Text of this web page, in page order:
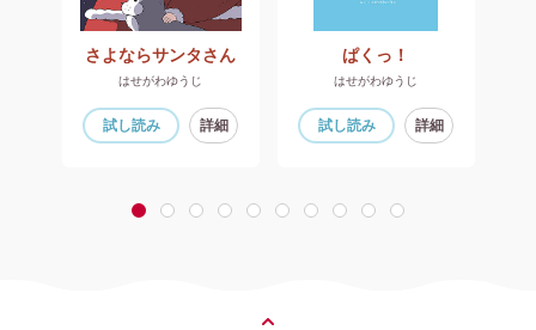
さよならサンタさん
はせがわゆうじ
試し読み 詳細
ぱくっ！
はせがわゆうじ
試し読み 詳細
1 2 3 4 5 6 7 8 9 10